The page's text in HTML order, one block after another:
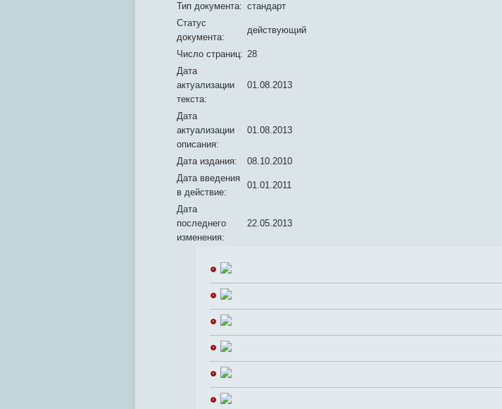
Тип документа: стандарт
Статус
документа:
действующий
Число страниц: 28
Дата
актуализации
текста:
01.08.2013
Дата
актуализации
описания:
01.08.2013
Дата издания:
08.10.2010
Дата введения
в действие:
01.01.2011
Дата
последнего
изменения:
22.05.2013